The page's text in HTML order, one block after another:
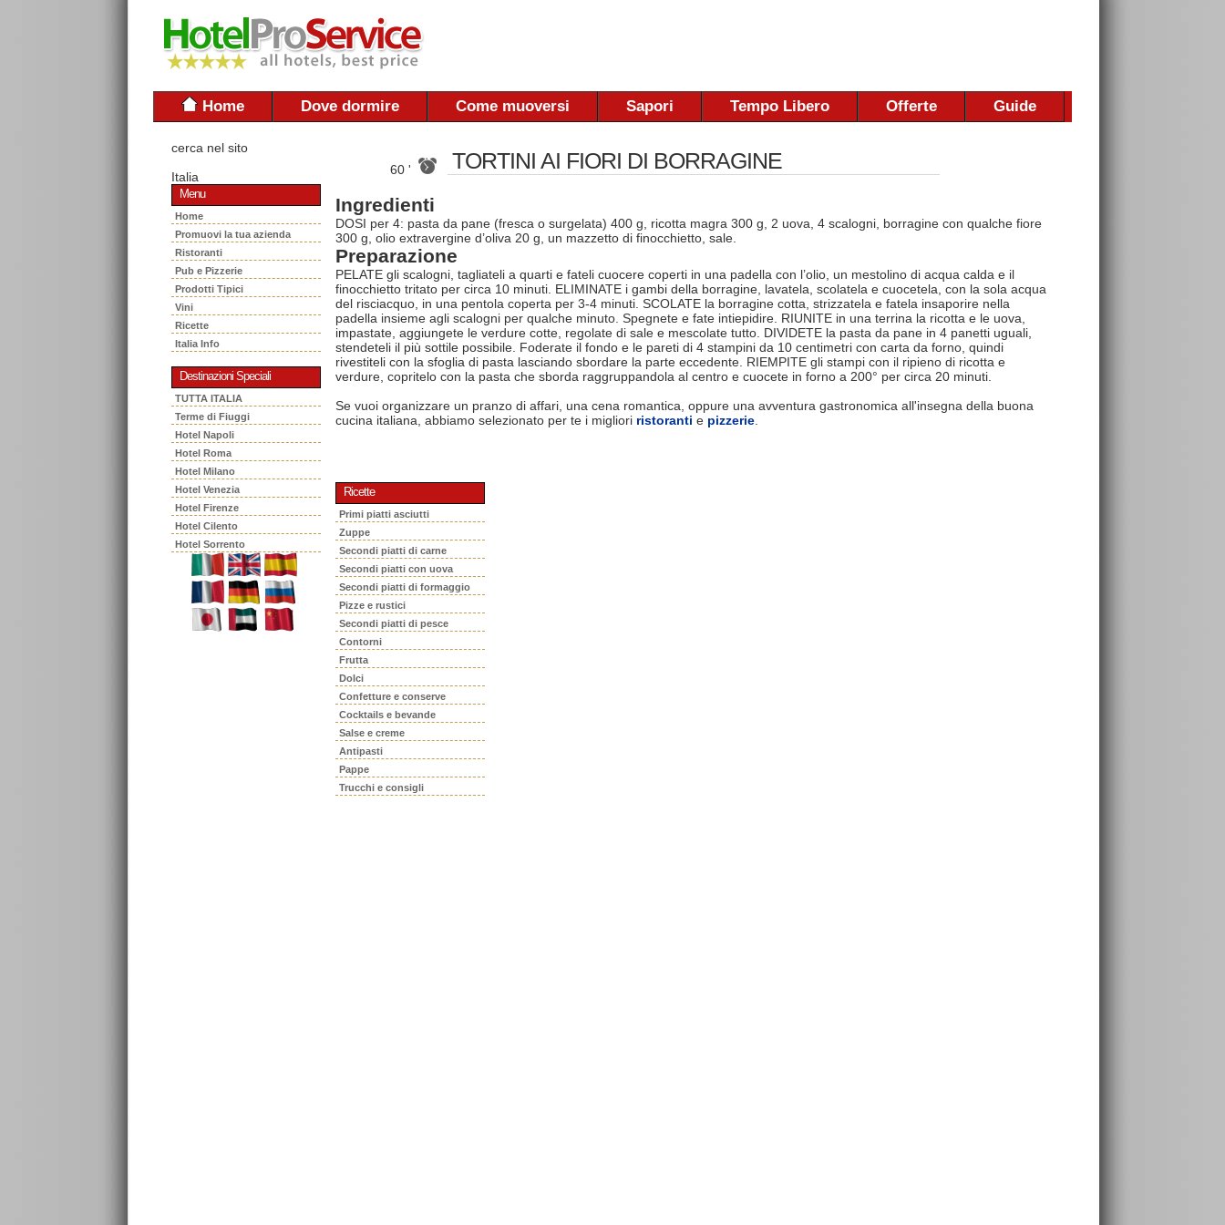
Home Dove dormire Come muoversi Sapori Tempo Libero Offerte Guide
cerca nel sito
Italia
Menu
Home
Promuovi la tua azienda
Ristoranti
Pub e Pizzerie
Prodotti Tipici
Vini
Ricette
Italia Info
Destinazioni Speciali
TUTTA ITALIA
Terme di Fiuggi
Hotel Napoli
Hotel Roma
Hotel Milano
Hotel Venezia
Hotel Firenze
Hotel Cilento
Hotel Sorrento
60 ' TORTINI AI FIORI DI BORRAGINE
Ingredienti
DOSI per 4: pasta da pane (fresca o surgelata) 400 g, ricotta magra 300 g, 2 uova, 4 scalogni, borragine con qualche fiore
300 g, olio extravergine d’oliva 20 g, un mazzetto di finocchietto, sale.
Preparazione
PELATE gli scalogni, tagliateli a quarti e fateli cuocere coperti in una padella con l’olio, un mestolino di acqua calda e il
finocchietto tritato per circa 10 minuti. ELIMINATE i gambi della borragine, lavatela, scolatela e cuocetela, con la sola acqua
del risciacquo, in una pentola coperta per 3-4 minuti. SCOLATE la borragine cotta, strizzatela e fatela insaporire nella
padella insieme agli scalogni per qualche minuto. Spegnete e fate intiepidire. RIUNITE in una terrina la ricotta e le uova,
impastate, aggiungete le verdure cotte, regolate di sale e mescolate tutto. DIVIDETE la pasta da pane in 4 panetti uguali,
stendeteli il più sottile possibile. Foderate il fondo e le pareti di 4 stampini da 10 centimetri con carta da forno, quindi
rivestiteli con la sfoglia di pasta lasciando sbordare la parte eccedente. RIEMPITE gli stampi con il ripieno di ricotta e
verdure, copritelo con la pasta che sborda raggruppandola al centro e cuocete in forno a 200° per circa 20 minuti.
Se vuoi organizzare un pranzo di affari, una cena romantica, oppure una avventura gastronomica all'insegna della buona
cucina italiana, abbiamo selezionato per te i migliori ristoranti e pizzerie
Ricette
Primi piatti asciutti
Zuppe
Secondi piatti di carne
Secondi piatti con uova
Secondi piatti di formaggio
Pizze e rustici
Secondi piatti di pesce
Contorni
Frutta
Dolci
Confetture e conserve
Cocktails e bevande
Salse e creme
Antipasti
Pappe
Trucchi e consigli